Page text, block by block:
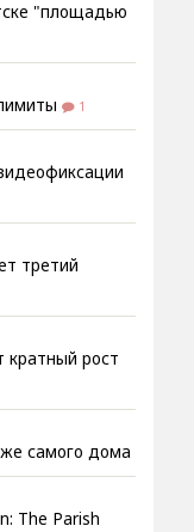
"площадью
1
третий
кратный рост
самого дома
The Parish